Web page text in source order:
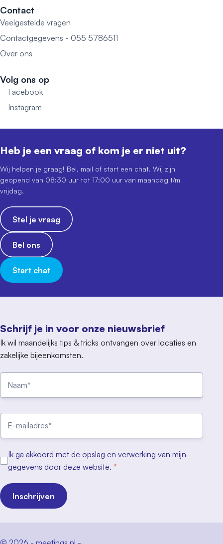
Contact
Veelgestelde vragen
Contactgegevens - 055 5786511
Over ons
Volg ons op
Facebook
Instagram
Schrijf je in voor onze nieuwsbrief
Ik wil maandelijks tips & tricks ontvangen over locaties en
zakelijke bijeenkomsten.
Ik ga akkoord met de opslag en verwerking van mijn
gegevens door deze website. *
Inschrijven
Heb je een vraag of kom je er niet uit?
Wij helpen je graag! Bel, mail of start een chat. Wij zijn
geopend van 08:30 uur tot 17:00 uur van maandag t/m
vrijdag.
Stel je vraag
Bel ons
Start chat